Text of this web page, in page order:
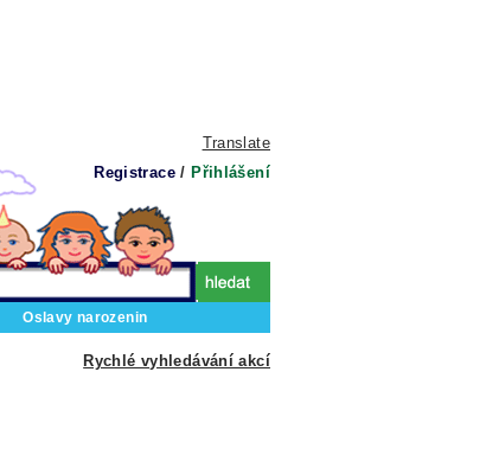
Translate
Registrace / Přihlášení
Oslavy narozenin
Rychlé vyhledávání akcí